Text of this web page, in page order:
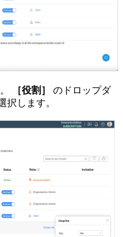
［役割］ のドロップダ
択します。